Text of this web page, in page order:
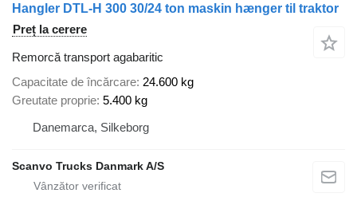
Hangler DTL-H 300 30/24 ton maskin hænger til traktor
Preț la cerere
Remorcă transport agabaritic
Capacitate de încărcare 24.600 kg
Greutate proprie 5.400 kg
Danemarca, Silkeborg
Scanvo Trucks Danmark A/S